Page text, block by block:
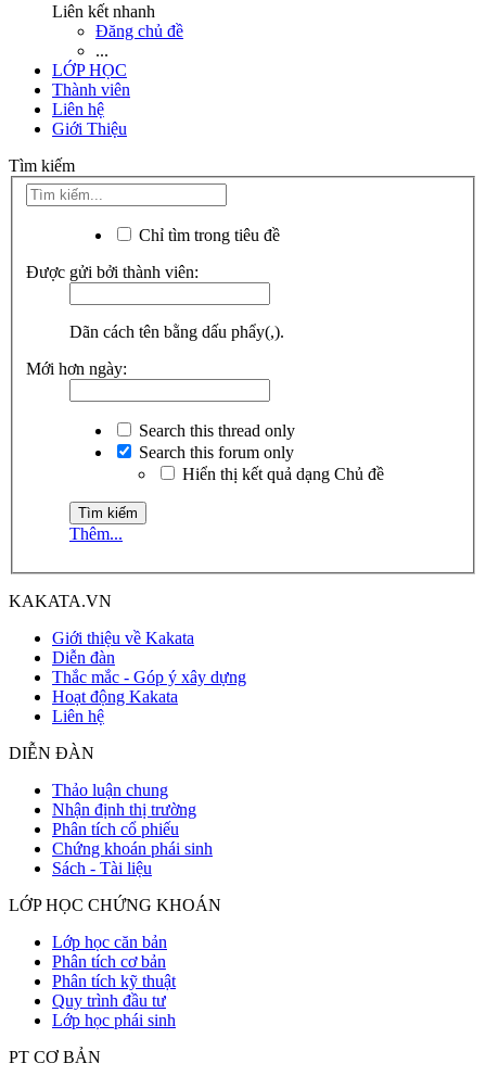
Liên kết nhanh
Đăng chủ đề
...
LỚP HỌC
Thành viên
Liên hệ
Giới Thiệu
Tìm kiếm
Chỉ tìm trong tiêu đề
Được gửi bởi thành viên:
Dãn cách tên bằng dấu phẩy(,).
Mới hơn ngày:
Search this thread only
Search this forum only
Hiển thị kết quả dạng Chủ đề
Thêm...
KAKATA.VN
Giới thiệu về Kakata
Diễn đàn
Thắc mắc - Góp ý xây dựng
Hoạt động Kakata
Liên hệ
DIỄN ĐÀN
Thảo luận chung
Nhận định thị trường
Phân tích cổ phiếu
Chứng khoán phái sinh
Sách - Tài liệu
LỚP HỌC CHỨNG KHOÁN
Lớp học căn bản
Phân tích cơ bản
Phân tích kỹ thuật
Quy trình đầu tư
Lớp học phái sinh
PT CƠ BẢN